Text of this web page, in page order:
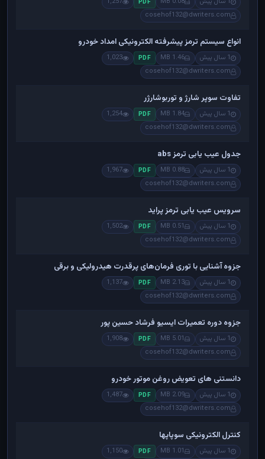
cosehof132@dwriters.com
انواع سیستم ترمز پیشرفته الکترونیکی امداد خودرو
1 سال پیش 1.46 MB
PDF
1,023
cosehof132@dwriters.com
تفاوت سوپر شارژ و توربوشارژر
1 سال پیش 1.84 MB
PDF
1,254
cosehof132@dwriters.com
جدول عیب یابی ترمز abs
1 سال پیش 0.88 MB
PDF
1,967
cosehof132@dwriters.com
سرویس عیب یابی ترمز پراید
1 سال پیش 0.51 MB
PDF
1,502
cosehof132@dwriters.com
جزوه آشنایی با توری فرمان‌های پرقدرت هیدرولیکی و برقی
1 سال پیش 2.13 MB
PDF
1,137
cosehof132@dwriters.com
جزوه دوره تعمیرات ایسیو فرشاد حسین پور
1 سال پیش 5.01 MB
PDF
1,908
cosehof132@dwriters.com
دانستنی های تعویض روغن موتور خودرو
1 سال پیش 2.09 MB
PDF
1,487
cosehof132@dwriters.com
کنترل الکترونیکی سوپاپها
1 سال پیش 1.01 MB
PDF
1,150